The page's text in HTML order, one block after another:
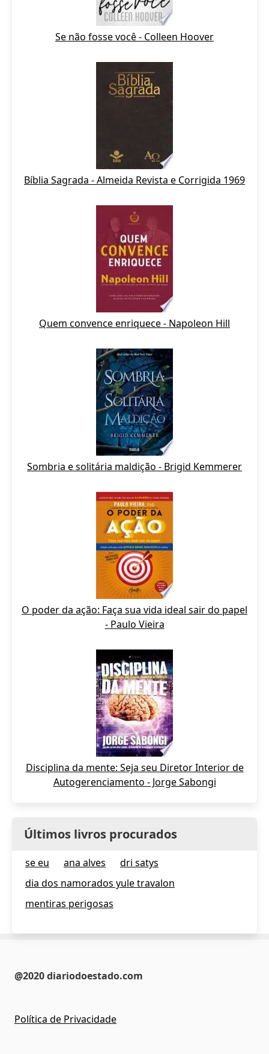
Se não fosse você - Colleen Hoover
Bíblia Sagrada - Almeida Revista e Corrigida 1969
Quem convence enriquece - Napoleon Hill
Sombria e solitária maldição - Brigid Kemmerer
O poder da ação: Faça sua vida ideal sair do papel
- Paulo Vieira
Disciplina da mente: Seja seu Diretor Interior de
Autogerenciamento - Jorge Sabongi
Últimos livros procurados
se eu ana alves
dri satys
dia dos namorados yule travalon
mentiras perigosas
@2020 diariodoestado.com
Política de Privacidade